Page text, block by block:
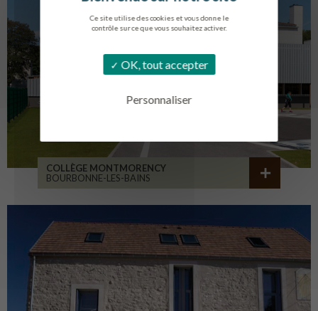
Ce site utilise des cookies et vous donne le
contrôle sur ce que vous souhaitez activer.
OK, tout accepter
Personnaliser
COLLÈGE MONTMORENCY
BOURBONNE-LES-BAINS